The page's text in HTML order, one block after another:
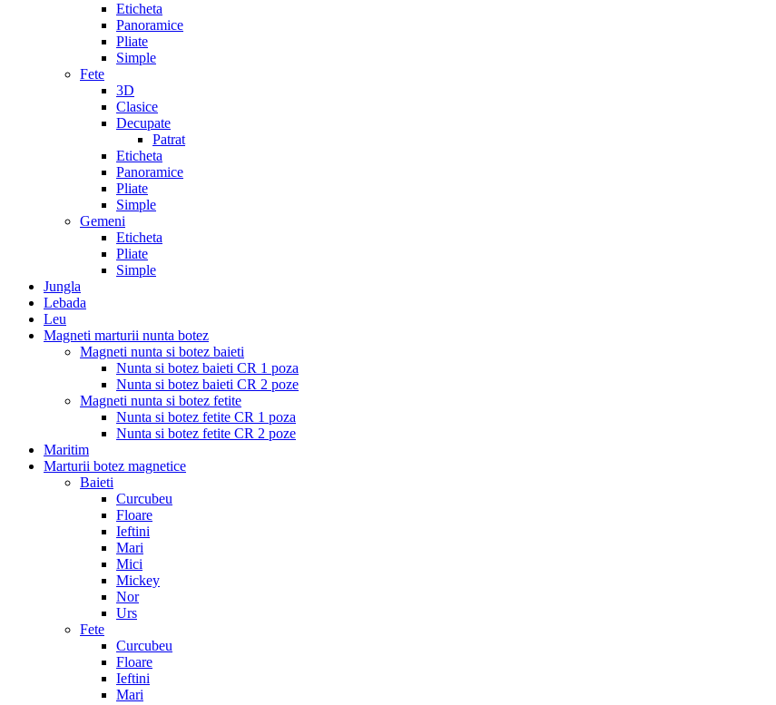
Eticheta
Panoramice
Pliate
Simple
Fete
3D
Clasice
Decupate
Patrat
Eticheta
Panoramice
Pliate
Simple
Gemeni
Eticheta
Pliate
Simple
Jungla
Lebada
Leu
Magneti marturii nunta botez
Magneti nunta si botez baieti
Nunta si botez baieti CR 1 poza
Nunta si botez baieti CR 2 poze
Magneti nunta si botez fetite
Nunta si botez fetite CR 1 poza
Nunta si botez fetite CR 2 poze
Maritim
Marturii botez magnetice
Baieti
Curcubeu
Floare
Ieftini
Mari
Mici
Mickey
Nor
Urs
Fete
Curcubeu
Floare
Ieftini
Mari